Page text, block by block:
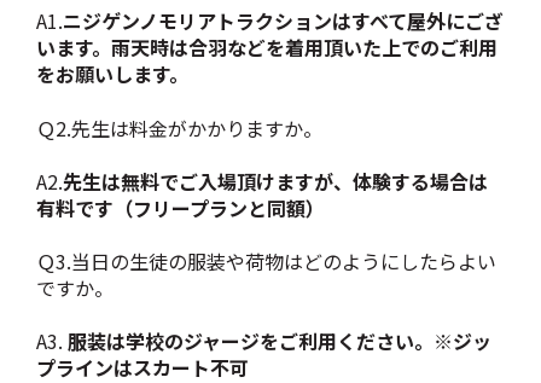
A1.ニジゲンノモリアトラクションはすべて屋外にござ
います。雨天時は合羽などを着用頂いた上でのご利用
をお願いします。
Ｑ2.先生は料金がかかりますか。
A2.先生は無料でご入場頂けますが、体験する場合は
有料です（フリープランと同額）
Ｑ3.当日の生徒の服装や荷物はどのようにしたらよい
ですか。
A3. 服装は学校のジャージをご利用ください。※ジッ
プラインはスカート不可